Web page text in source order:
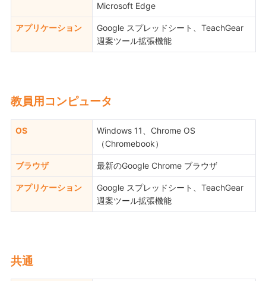
Microsoft Edge
アプリケーション
Google スプレッドシート、TeachGear
週案ツール拡張機能
教員用コンピュータ
OS
Windows 11、Chrome OS
（Chromebook）
ブラウザ 最新のGoogle Chrome ブラウザ
アプリケーション
Google スプレッドシート、TeachGear
週案ツール拡張機能
共通